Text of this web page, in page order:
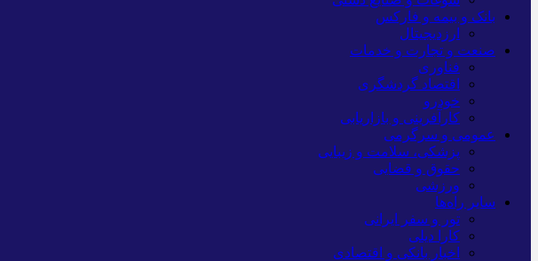
بانک و بیمه و فارکس
ارزدیجیتال
صنعت و تجارت و خدمات
فناوری
اقتصاد گردشگری
خودرو
کارآفرینی و بازاریابی
عمومی و سرگرمی
پزشکی، سلامت و زیبایی
حقوق و قضایی
ورزشی
سایر راه‌ها
تور و سفر ایرانی
کارا دیلی
اخبار بانکی و اقتصادی